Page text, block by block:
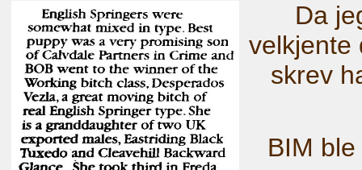
Da
velkjente
skrev
BIM